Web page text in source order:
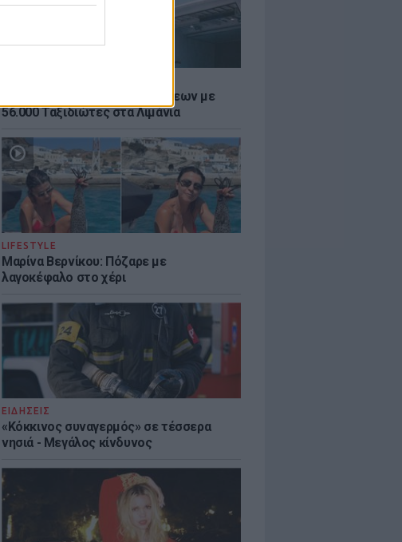
Αύγουστος: Ρεκόρ Αναχωρήσεων με
56.000 Ταξιδιώτες στα Λιμάνια
LIFESTYLE
Μαρίνα Βερνίκου: Πόζαρε με
λαγοκέφαλο στο χέρι
ΕΙΔΗΣΕΙΣ
«Κόκκινος συναγερμός» σε τέσσερα
νησιά - Μεγάλος κίνδυνος